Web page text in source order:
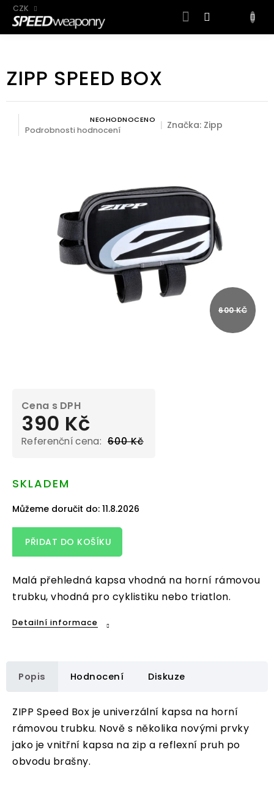
obsah
CZK
ZIPP SPEED BOX
Průměrné hodnocení produktu je 0,0 z 5 hvězdiček.
NEOHODNOCENO
Podrobnosti hodnocení Značka: Zipp
600 KČ
600 Kč
390 Kč
SKLADEM
Můžeme doručit do: 11.8.2026
PŘIDAT DO KOŠÍKU
Malá přehledná kapsa vhodná na horní rámovou
trubku, vhodná pro cyklistiku nebo triatlon.
Detailní informace
Popis Hodnocení Diskuze
ZIPP Speed Box je univerzální kapsa na horní
rámovou trubku. Nově s několika novými prvky
jako je vnitřní kapsa na zip a reflexní pruh po
obvodu brašny.